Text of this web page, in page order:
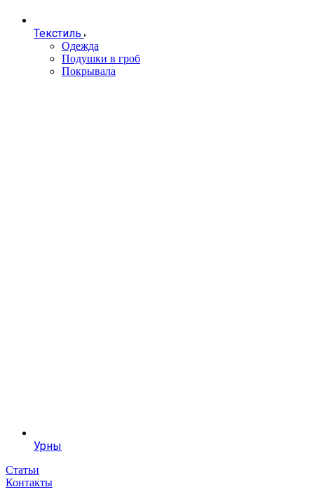
Текстиль
Одежда
Подушки в гроб
Покрывала
Урны
Статьи
Контакты